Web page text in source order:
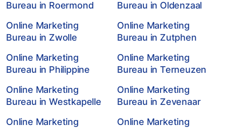
Bureau in Roermond
Bureau in Oldenzaal
Online Marketing
Bureau in Zwolle
Online Marketing
Bureau in Zutphen
Online Marketing
Bureau in Philippine
Online Marketing
Bureau in Terneuzen
Online Marketing
Bureau in Westkapelle
Online Marketing
Bureau in Zevenaar
Online Marketing
Online Marketing